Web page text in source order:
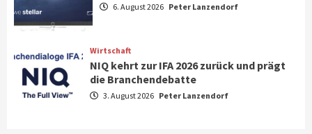
Marantz erweitert sein Heimkino-
Portfolio mit der neue CINEMA Serie 2
News aus dem Internet
Großer Bild-Vergleichstest 55-Zoll
Fernsehgeräte
6. August 2026 Peter Lanzendorf
Wirtschaft
NIQ kehrt zur IFA 2026 zurück und prägt
die Branchendebatte
3. August 2026 Peter Lanzendorf